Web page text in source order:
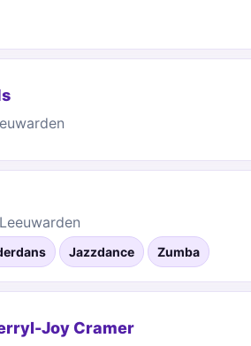
Jazzdance Zumba
Joy Cramer